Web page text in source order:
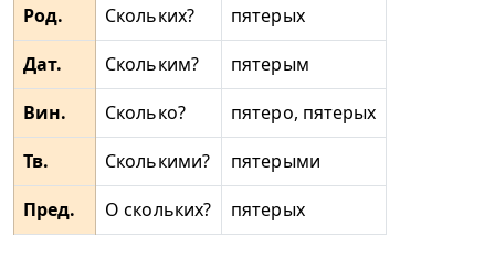
Род.
Скольких?
пятерых
Дат.
Скольким?
пятерым
Вин.
Сколько?
пятеро, пятерых
Тв.
Сколькими?
пятерыми
Пред.
О скольких? пятерых